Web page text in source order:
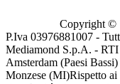
Copyright ©
P.Iva 03976881007 -
Mediamond S.p.A. -
Amsterdam (Paesi
Monzese (MI)Rispetto ai